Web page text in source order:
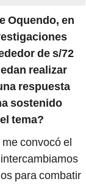
Oquendo, en
de s/72
realizar
respuesta
sostenido
tema?
convocó el
para combatir